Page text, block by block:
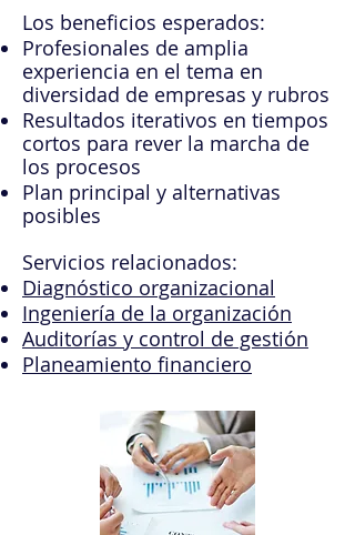
Los beneficios esperados:
Profesionales de amplia
experiencia en el tema en
diversidad de empresas y rubros
Resultados iterativos en tiempos
cortos para rever la marcha de
los procesos
Plan principal y alternativas
posibles
Servicios relacionados:
Diagnóstico organizacional
Ingeniería de la organización
Auditorías y control de gestión
Planeamiento financiero